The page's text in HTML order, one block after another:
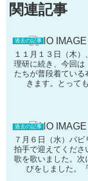
関連記事
過去の記事
１１月１３日（木
理研に続き、今回は
たちが普段着てい
きます。とって
過去の記事
７月６日（水）パ
拍手で迎えてくださ
歌を歌いました。次
びをしました。